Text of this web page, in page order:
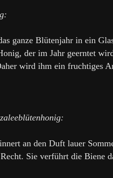
ganze Blütenjahr in ein
der im Jahr geerntet
wird ihm ein fruchtiges
an den Duft lauer
Sie verführt die Biene